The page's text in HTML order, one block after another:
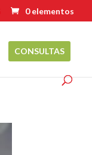
0 elementos
CONSULTAS